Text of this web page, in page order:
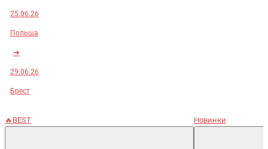
25.06.26
Польша
➜
29.06.26
Брест
🔥BEST Новинки